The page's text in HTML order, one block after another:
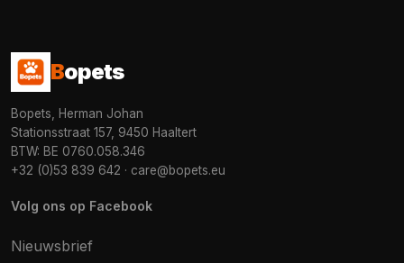
Bopets
Bopets, Herman Johan
Stationsstraat 157, 9450 Haaltert
BTW: BE 0760.058.346
+32 (0)53 839 642 · care@bopets.eu
Volg ons op Facebook
Nieuwsbrief